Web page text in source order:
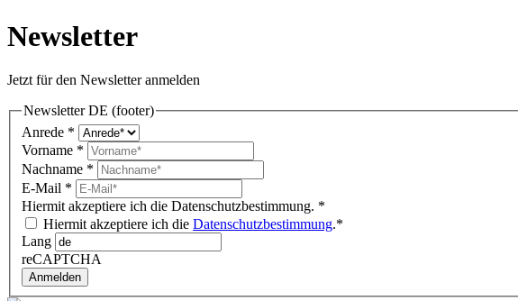
Newsletter
Jetzt für den Newsletter anmelden
Newsletter DE (footer)
Anrede *
Vorname *
Nachname *
E-Mail *
Hiermit akzeptiere ich die Datenschutzbestimmung. *
Hiermit akzeptiere ich die Datenschutzbestimmung.*
Lang
reCAPTCHA
Anmelden